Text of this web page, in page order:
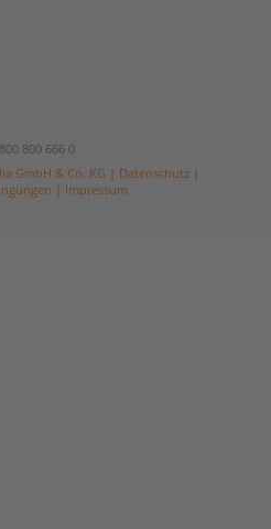
800 666 0
GmbH & Co. KG Datenschutz|
Impressum